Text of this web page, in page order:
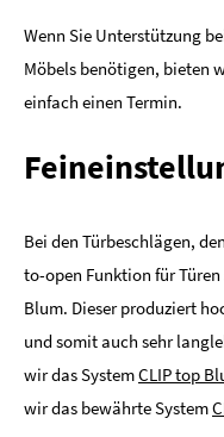
Wenn Sie Unterstützung
Möbels benötigen, bieten
einfach einen Termin.
Bei den Türbeschlägen,
to-open Funktion für
Blum. Dieser produziert
und somit auch sehr
wir das SystemCLIP top
wir das bewährte System